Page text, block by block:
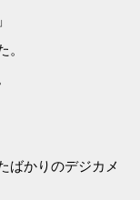
。
ばかりのデジカメ